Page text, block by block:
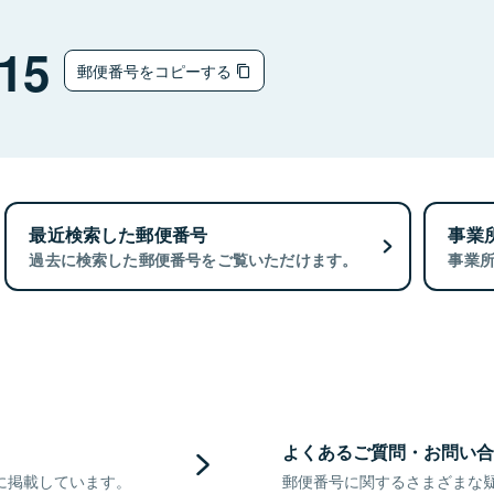
郵便番号をコピーする
最近検索した郵便番号
過去に検索した郵便番号をご覧いただけます。
事業
事業
載しています。
よくあるご質問・お問い
郵便番号に関するさまざまな